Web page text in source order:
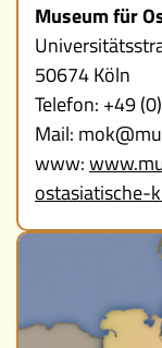
Museum für
50674 Köln
Telefon: +49
Mail:
www:
ostasiatische-